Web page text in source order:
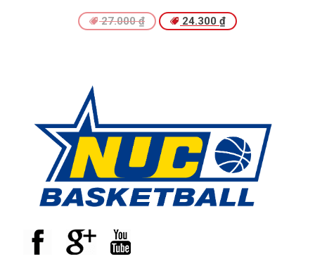
27.000₫ 24.300 ₫